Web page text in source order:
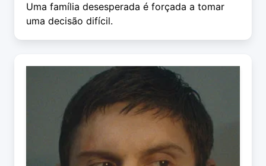
Uma família desesperada é forçada a tomar
uma decisão difícil.